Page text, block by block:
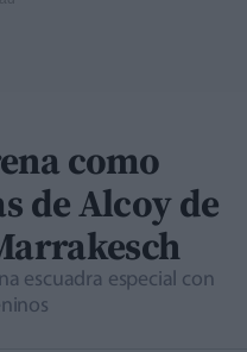
como
de Alcoy de
escuadra especial con